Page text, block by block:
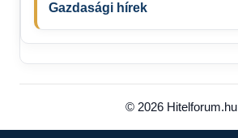
Gazdasági hírek
© 2026 Hitelforum.hu